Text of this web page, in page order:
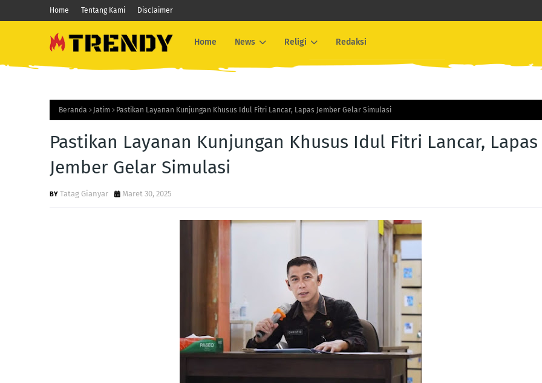
Home Tentang Kami Disclaimer
Home News Religi Redaksi
Beranda Jatim Pastikan Layanan Kunjungan Khusus Idul Fitri Lancar, Lapas Jember Gelar Simulasi
Pastikan Layanan Kunjungan Khusus Idul Fitri Lancar, Lapas
Jember Gelar Simulasi
Tatag Gianyar Maret 30, 2025